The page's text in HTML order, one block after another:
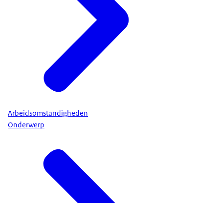
Arbeidsomstandigheden
Onderwerp